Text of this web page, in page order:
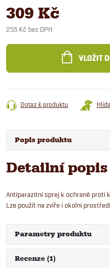
309 Kč
255 Kč bez DPH
cena:
VLOŽIT
Dotaz k produktu
Popis produktu
Detailní
Antiparazitní sprej k ochraně proti
Lze použít na zvíře i okolní
Parametry produktu
Recenze (1)